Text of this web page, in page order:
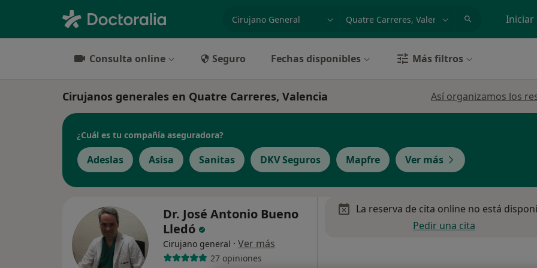
Iniciar
Consulta online Seguro Fechas disponibles Más filtros
Cirujanos generales en Quatre Carreres, Valencia Así organizamos los
¿Cuál es tu compañía aseguradora?
Adeslas Asisa Sanitas DKV Seguros Mapfre Ver más
Dr. José Antonio Bueno
Lledó
Cirujano general · Ver más
27 opiniones
La reserva de cita online no está
Pedir una cita